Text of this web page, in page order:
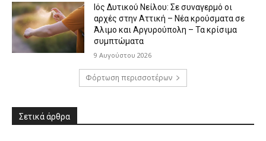
Ιός Δυτικού Νείλου: Σε συναγερμό οι
αρχές στην Αττική – Νέα κρούσματα σε
Άλιμο και Αργυρούπολη – Τα κρίσιμα
συμπτώματα
9 Αυγούστου 2026
Φόρτωση περισσοτέρων
Σετικά άρθρα